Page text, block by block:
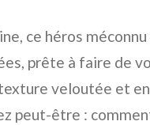
ce héros
prête à faire de
veloutée et
peut-être :